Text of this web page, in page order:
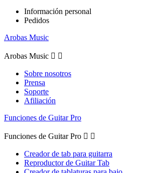
Información personal
Pedidos
Arobas Music
Arobas Music  
Sobre nosotros
Prensa
Soporte
Afiliación
Funciones de Guitar Pro
Funciones de Guitar Pro  
Creador de tab para guitarra
Reproductor de Guitar Tab